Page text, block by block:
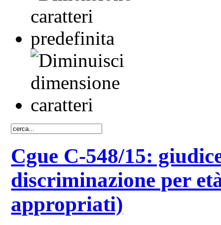
Cgue C-548/15:
discriminazione per
appropriati)